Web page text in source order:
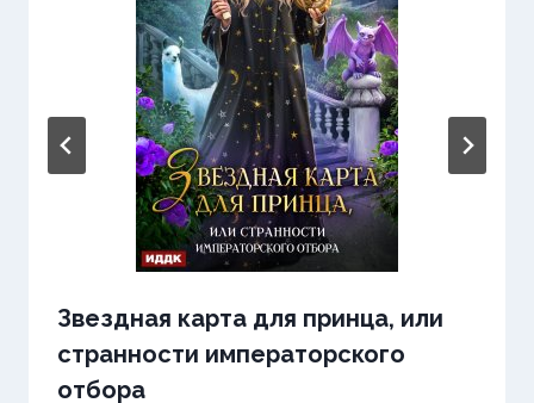
Звездная карта для принца, или
странности императорского
отбора